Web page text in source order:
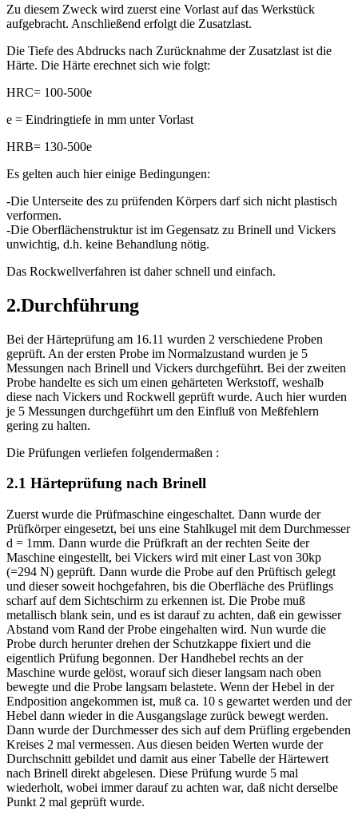
Zu diesem Zweck wird zuerst eine Vorlast auf das Werkstück
aufgebracht. Anschließend erfolgt die Zusatzlast.
Die Tiefe des Abdrucks nach Zurücknahme der Zusatzlast ist die
Härte. Die Härte erechnet sich wie folgt:
HRC= 100-500e
e = Eindringtiefe in mm unter Vorlast
HRB= 130-500e
Es gelten auch hier einige Bedingungen:
-Die Unterseite des zu prüfenden Körpers darf sich nicht plastisch
verformen.
-Die Oberflächenstruktur ist im Gegensatz zu Brinell und Vickers
unwichtig, d.h. keine Behandlung nötig.
Das Rockwellverfahren ist daher schnell und einfach.
2.Durchführung
Bei der Härteprüfung am 16.11 wurden 2 verschiedene Proben
geprüft. An der ersten Probe im Normalzustand wurden je 5
Messungen nach Brinell und Vickers durchgeführt. Bei der zweiten
Probe handelte es sich um einen gehärteten Werkstoff, weshalb
diese nach Vickers und Rockwell geprüft wurde. Auch hier wurden
je 5 Messungen durchgeführt um den Einfluß von Meßfehlern
gering zu halten.
Die Prüfungen verliefen folgendermaßen :
2.1 Härteprüfung nach Brinell
Zuerst wurde die Prüfmaschine eingeschaltet. Dann wurde der
Prüfkörper eingesetzt, bei uns eine Stahlkugel mit dem Durchmesser
d = 1mm. Dann wurde die Prüfkraft an der rechten Seite der
Maschine eingestellt, bei Vickers wird mit einer Last von 30kp
(=294 N) geprüft. Dann wurde die Probe auf den Prüftisch gelegt
und dieser soweit hochgefahren, bis die Oberfläche des Prüflings
scharf auf dem Sichtschirm zu erkennen ist. Die Probe muß
metallisch blank sein, und es ist darauf zu achten, daß ein gewisser
Abstand vom Rand der Probe eingehalten wird. Nun wurde die
Probe durch herunter drehen der Schutzkappe fixiert und die
eigentlich Prüfung begonnen. Der Handhebel rechts an der
Maschine wurde gelöst, worauf sich dieser langsam nach oben
bewegte und die Probe langsam belastete. Wenn der Hebel in der
Endposition angekommen ist, muß ca. 10 s gewartet werden und der
Hebel dann wieder in die Ausgangslage zurück bewegt werden.
Dann wurde der Durchmesser des sich auf dem Prüfling ergebenden
Kreises 2 mal vermessen. Aus diesen beiden Werten wurde der
Durchschnitt gebildet und damit aus einer Tabelle der Härtewert
nach Brinell direkt abgelesen. Diese Prüfung wurde 5 mal
wiederholt, wobei immer darauf zu achten war, daß nicht derselbe
Punkt 2 mal geprüft wurde.